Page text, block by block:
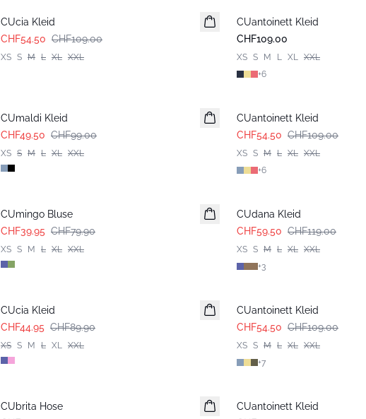
CUcia Kleid
CHF54.50 CHF109.00
XS S M L XL XXL
CUantoinett Kleid
CHF109.00
XS S M L XL XXL
+6
CUmaldi Kleid
CHF49.50 CHF99.00
XS S M L XL XXL
CUantoinett Kleid
CHF54.50 CHF109.00
XS S M L XL XXL
+6
CUmingo Bluse
CHF39.95 CHF79.90
XS S M L XL XXL
CUdana Kleid
CHF59.50 CHF119.00
XS S M L XL XXL
+3
CUcia Kleid
CHF44.95 CHF89.90
XS S M L XL XXL
CUantoinett Kleid
CHF54.50 CHF109.00
XS S M L XL XXL
+7
CUbrita Hose
CUantoinett Kleid